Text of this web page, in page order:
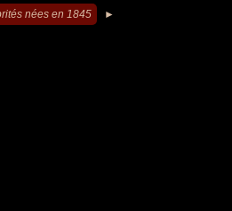
nées en 1845 ►